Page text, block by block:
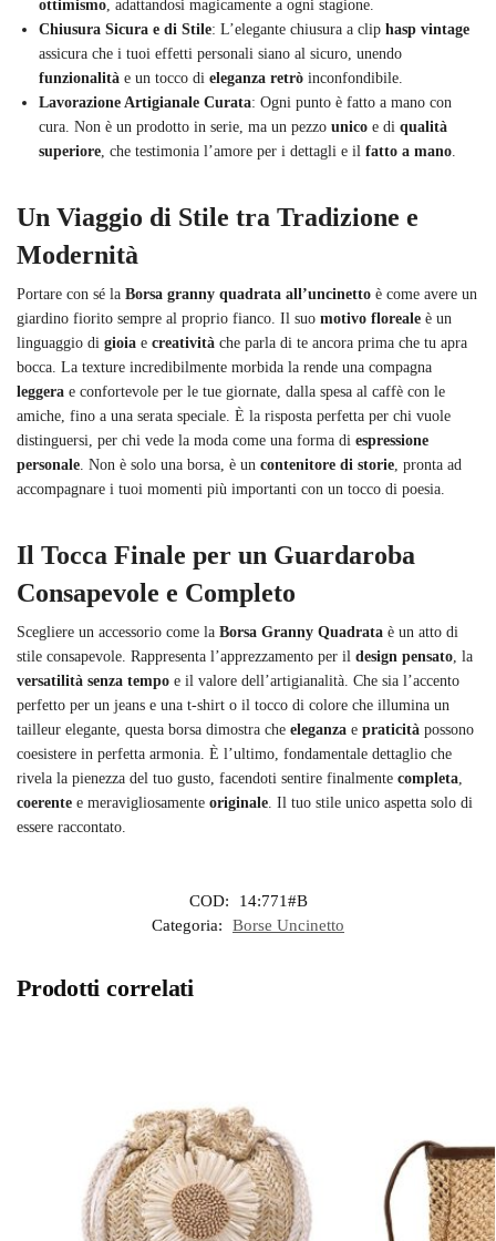
ottimismo, adattandosi magicamente a ogni stagione.
Chiusura Sicura e di Stile: L’elegante chiusura a clip hasp vintage
assicura che i tuoi effetti personali siano al sicuro, unendo
funzionalità e un tocco di eleganza retrò inconfondibile.
Lavorazione Artigianale Curata: Ogni punto è fatto a mano con
cura. Non è un prodotto in serie, ma un pezzo unico e di qualità
superiore, che testimonia l’amore per i dettagli e il fatto a mano.
Un Viaggio di Stile tra Tradizione e
Modernità
Portare con sé la Borsa granny quadrata all’uncinetto è come avere un
giardino fiorito sempre al proprio fianco. Il suo motivo floreale è un
linguaggio di gioia e creatività che parla di te ancora prima che tu apra
bocca. La texture incredibilmente morbida la rende una compagna
leggera e confortevole per le tue giornate, dalla spesa al caffè con le
amiche, fino a una serata speciale. È la risposta perfetta per chi vuole
distinguersi, per chi vede la moda come una forma di espressione
personale. Non è solo una borsa, è un contenitore di storie, pronta ad
accompagnare i tuoi momenti più importanti con un tocco di poesia.
Il Tocca Finale per un Guardaroba
Consapevole e Completo
Scegliere un accessorio come la Borsa Granny Quadrata è un atto di
stile consapevole. Rappresenta l’apprezzamento per il design pensato, la
versatilità senza tempo e il valore dell’artigianalità. Che sia l’accento
perfetto per un jeans e una t-shirt o il tocco di colore che illumina un
tailleur elegante, questa borsa dimostra che eleganza e praticità possono
coesistere in perfetta armonia. È l’ultimo, fondamentale dettaglio che
rivela la pienezza del tuo gusto, facendoti sentire finalmente completa,
coerente e meravigliosamente originale. Il tuo stile unico aspetta solo di
essere raccontato.
COD:
14:771#B
Categoria:
Borse Uncinetto
Prodotti correlati